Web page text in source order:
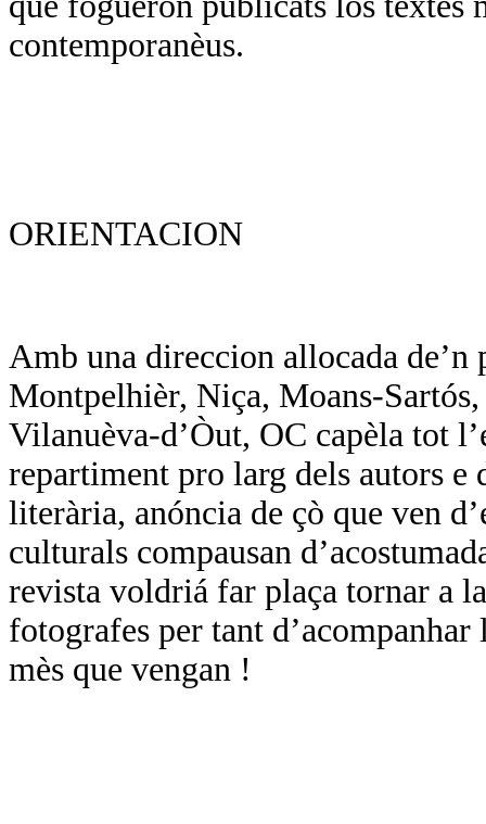
contemporanèus.
ORIENTACION
Amb una direccion allocada
Montpelhièr, Niça, Moans-
Vilanuèva-d’Òut, OC capèla tot
repartiment pro larg dels autors e
literària, anóncia de çò que ven
culturals compausan
revista voldriá far plaça tornar a
fotografes per tant
mès que vengan !